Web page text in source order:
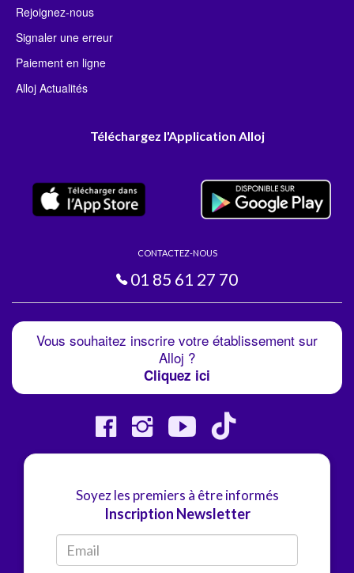
Rejoignez-nous
Signaler une erreur
Paiement en ligne
Alloj Actualités
Téléchargez l'Application Alloj
CONTACTEZ-NOUS
01 85 61 27 70
Vous souhaitez inscrire votre établissement sur
Alloj ?
Cliquez ici
Soyez les premiers à être informés
Inscription Newsletter